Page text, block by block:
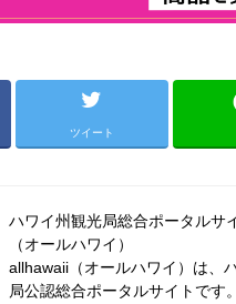
ツイート
ハワイ州観光局総合ポータルサ
（オールハワイ）
allhawaii（オールハワイ）は、
局公認総合ポータルサイトです。